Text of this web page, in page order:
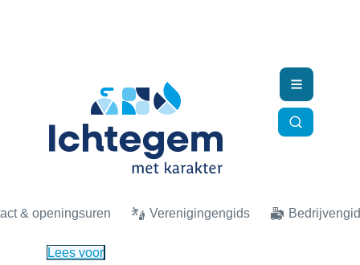
& openingsuren Verenigingengids
Zoek
Menu
Lees voor